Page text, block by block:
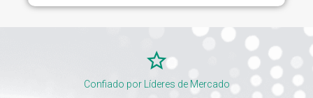
Confiado por Líderes de Mercado